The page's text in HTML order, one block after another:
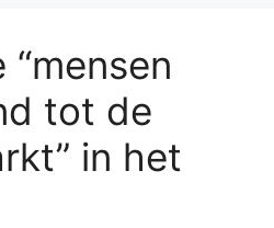
“mensen
tot de
in het